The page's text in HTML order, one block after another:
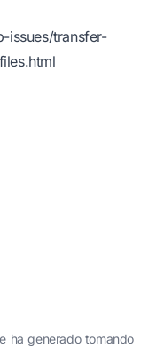
issues/transfer-
ha generado tomando